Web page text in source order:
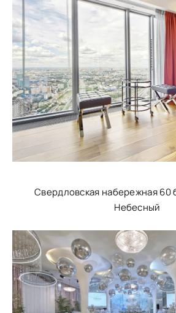
Свердловская набережная 60
Небесный